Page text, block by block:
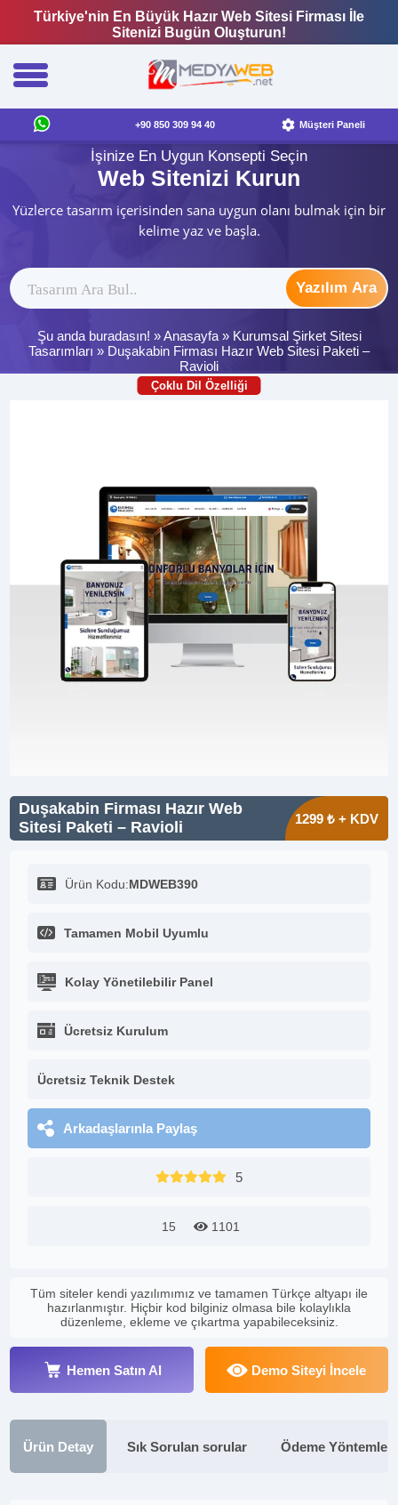
Türkiye'nin En Büyük Hazır Web Sitesi Firması İle
Sitenizi Bugün Oluşturun!
+90 850 309 94 40 Müşteri Paneli
İşinize En Uygun Konsepti Seçin
Web Sitenizi Kurun
Yüzlerce tasarım içerisinden sana uygun olanı bulmak için bir
kelime yaz ve başla.
Yazılım Ara
Şu anda buradasın! »Anasayfa» Kurumsal Şirket Sitesi
Tasarımları » Duşakabin Firması Hazır Web Sitesi Paketi –
Ravioli
Çoklu Dil Özelliği
Duşakabin Firması Hazır Web
Sitesi Paketi – Ravioli
1299 ₺ + KDV
Ürün Kodu:MDWEB390
Tamamen Mobil Uyumlu
Kolay Yönetilebilir Panel
Ücretsiz Kurulum
Ücretsiz Teknik Destek
Arkadaşlarınla Paylaş
5
15 1101
Tüm siteler kendi yazılımımız ve tamamen Türkçe altyapı ile
hazırlanmıştır. Hiçbir kod bilginiz olmasa bile kolaylıkla
düzenleme, ekleme ve çıkartma yapabileceksiniz.
Hemen Satın Al Demo Siteyi İncele
Ürün Detay Sık Sorulan sorular Ödeme Yöntemleri